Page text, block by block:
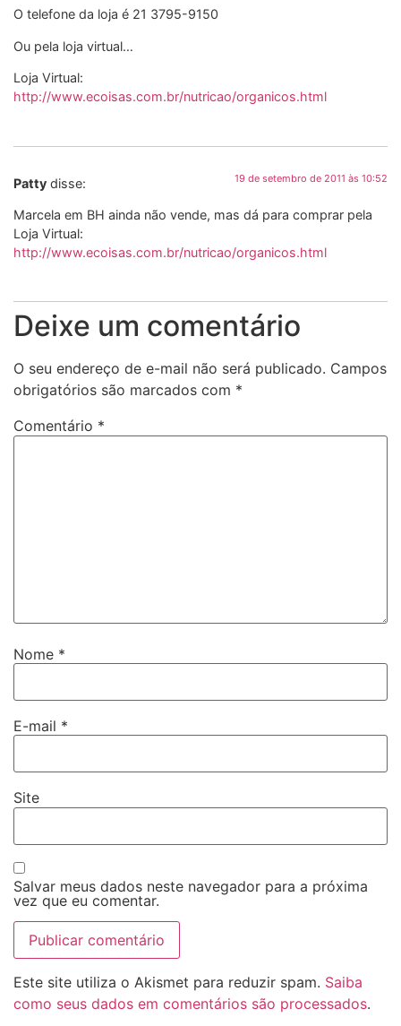
O telefone da loja é 21 3795-9150
Ou pela loja virtual…
Loja Virtual:
http://www.ecoisas.com.br/nutricao/organicos.html
Patty disse: 19 de setembro de 2011 às 10:52
Marcela em BH ainda não vende, mas dá para comprar pela
Loja Virtual:
http://www.ecoisas.com.br/nutricao/organicos.html
Deixe um comentário
O seu endereço de e-mail não será publicado. Campos
obrigatórios são marcados com *
Comentário *
Nome *
E-mail *
Site
Salvar meus dados neste navegador para a próxima
vez que eu comentar.
Este site utiliza o Akismet para reduzir spam. Saiba
como seus dados em comentários são processados.